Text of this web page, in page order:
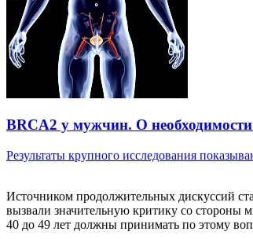
BRCA2 у мужчин. О
Результаты крупного исследования
Источником продолжительных дискуссий
вызвали значительную критику со стороны
40 до 49 лет должны принимать по этому